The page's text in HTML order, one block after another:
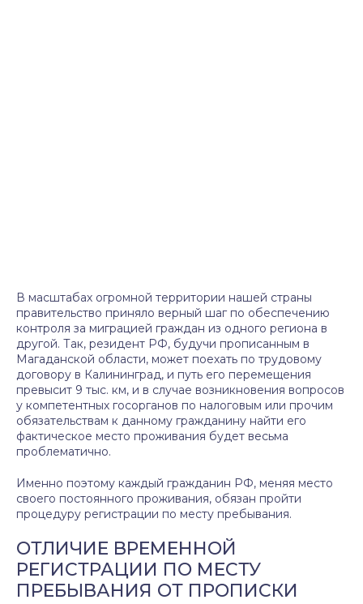
В масштабах огромной территории нашей страны
правительство приняло верный шаг по обеспечению
контроля за миграцией граждан из одного региона в
другой. Так, резидент РФ, будучи прописанным в
Магаданской области, может поехать по трудовому
договору в Калининград, и путь его перемещения
превысит 9 тыс. км, и в случае возникновения вопросов
у компетентных госорганов по налоговым или прочим
обязательствам к данному гражданину найти его
фактическое место проживания будет весьма
проблематично.
Именно поэтому каждый гражданин РФ, меняя место
своего постоянного проживания, обязан пройти
процедуру регистрации по месту пребывания.
ОТЛИЧИЕ ВРЕМЕННОЙ
РЕГИСТРАЦИИ ПО МЕСТУ
ПРЕБЫВАНИЯ ОТ ПРОПИСКИ